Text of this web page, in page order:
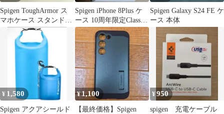
Spigen ToughArmor ス
マホケース スタンド
付 galaxys25
Spigen iPhone 8Plus ケ
ース 10周年限定Classic
C1
Spigen Galaxy S24 FE ケ
ース 本体
¥ 1,580
Spigen アクアシールド
¥1,100
【最終価格】Spigen
¥950
spigen 充電ケーブル